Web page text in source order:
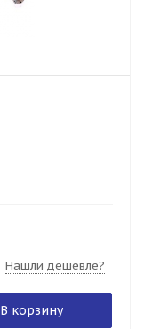
Нашли дешевле?
В корзину